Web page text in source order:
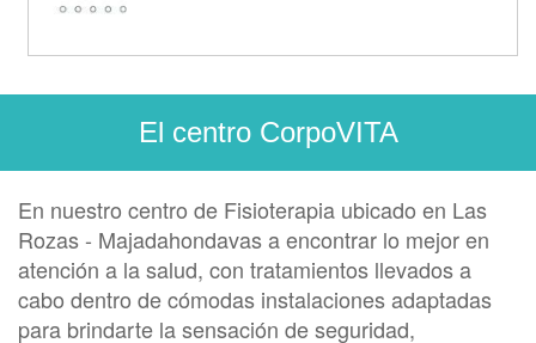
El centro CorpoVITA
En nuestro centro de Fisioterapia ubicado en Las
Rozas - Majadahondavas a encontrar lo mejor en
atención a la salud, con tratamientos llevados a
cabo dentro de cómodas instalaciones adaptadas
para brindarte la sensación de seguridad,